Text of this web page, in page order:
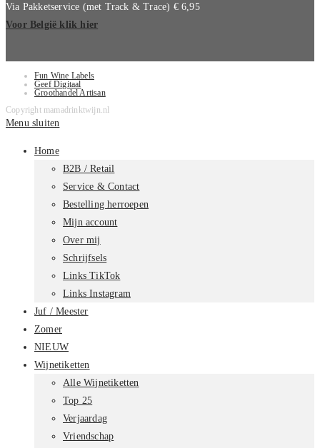
Via Pakketservice (met Track & Trace) € 6,95
Voor België klik hier
Fun Wine Labels
Geef Digitaal
Groothandel Artisan
Copyright mamadrinktwijn.nl
Menu sluiten
Home
B2B / Retail
Service & Contact
Bestelling herroepen
Mijn account
Over mij
Schrijfsels
Links TikTok
Links Instagram
Juf / Meester
Zomer
NIEUW
Wijnetiketten
Alle Wijnetiketten
Top 25
Verjaardag
Vriendschap